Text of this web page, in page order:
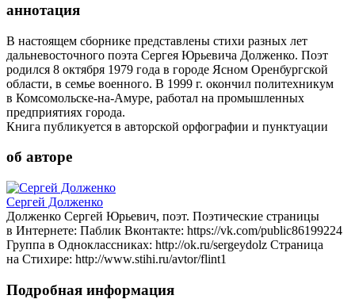
аннотация
В настоящем сборнике представлены стихи разных лет
дальневосточного поэта Сергея Юрьевича Долженко. Поэт
родился 8 октября 1979 года в городе Ясном Оренбургской
области, в семье военного. В 1999 г. окончил политехникум
в Комсомольске-на-Амуре, работал на промышленных
предприятиях города.
Книга публикуется в авторской орфографии и пунктуации
об авторе
Сергей Долженко
Долженко Сергей Юрьевич, поэт. Поэтические страницы
в Интернете: Паблик Вконтакте: https://vk.com/public86199224
Группа в Одноклассниках: http://ok.ru/sergeydolz Страница
на Стихире: http://www.stihi.ru/avtor/flint1
Подробная информация